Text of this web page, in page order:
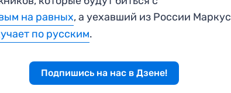
на равных, а уехавший из России Маркус
по русским.
Подпишись на нас в Дзене!